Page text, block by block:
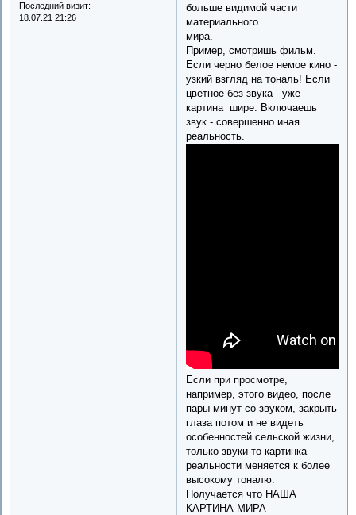
Последний визит:
18.07.21 21:26
больше видимой части
материального
мира.
Пример, смотришь фильм.
Если черно белое немое кино -
узкий взгляд на тональ! Если
цветное без звука - уже
картина шире. Включаешь
звук - совершенно иная
реальность.
Если при просмотре,
например, этого видео, после
пары минут со звуком, закрыть
глаза потом и не видеть
особенностей сельской жизни,
только звуки то картинка
реальности меняется к более
высокому тоналю.
Получается что НАША
КАРТИНА МИРА